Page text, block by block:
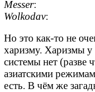
Messer:
Wolkodav:
Но это как-то не
харизму. Харизмы
системы нет (разве
азиатскими
есть. В чём же